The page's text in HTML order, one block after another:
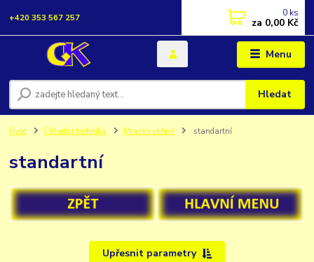
Menu
Hledat
+420 353 567 257 0 ks
za 0,00 Kč
Úvod Chladící technika Mrazící skříně standartní
standartní
Upřesnit parametry